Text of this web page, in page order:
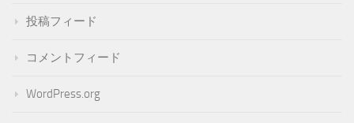
投稿フィード
コメントフィード
WordPress.org